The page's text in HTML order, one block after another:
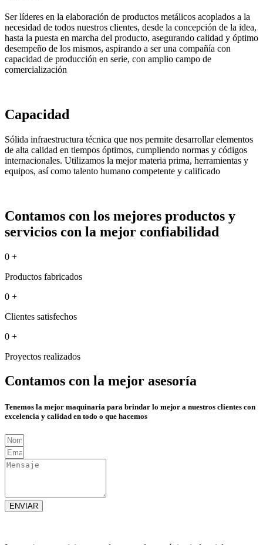
Ser líderes en la elaboración de productos metálicos acoplados a la
necesidad de todos nuestros clientes, desde la concepción de la idea,
hasta la puesta en marcha del producto, asegurando calidad y óptimo
desempeño de los mismos, aspirando a ser una compañía con
capacidad de producción en serie, con amplio campo de
comercialización
Capacidad
Sólida infraestructura técnica que nos permite desarrollar elementos
de alta calidad en tiempos óptimos, cumpliendo normas y códigos
internacionales. Utilizamos la mejor materia prima, herramientas y
equipos, así como talento humano competente y calificado
Contamos con los mejores productos y
servicios con la mejor confiabilidad
0 +
Productos fabricados
0 +
Clientes satisfechos
0 +
Proyectos realizados
Contamos con la mejor asesoría
Tenemos la mejor maquinaria para brindar lo mejor a nuestros clientes con
excelencia y calidad en todo o que hacemos
ENVIAR